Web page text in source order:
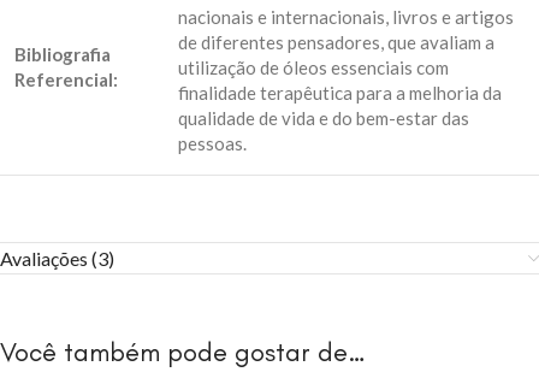
Bibliografia
Referencial:
nacionais e internacionais, livros e artigos
de diferentes pensadores, que avaliam a
utilização de óleos essenciais com
finalidade terapêutica para a melhoria da
qualidade de vida e do bem-estar das
pessoas.
Avaliações (3)
Você também pode gostar de…